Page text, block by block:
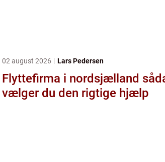
02 august 2026 Lars Pedersen
Flyttefirma i nordsjælland sådan
vælger du den rigtige hjælp